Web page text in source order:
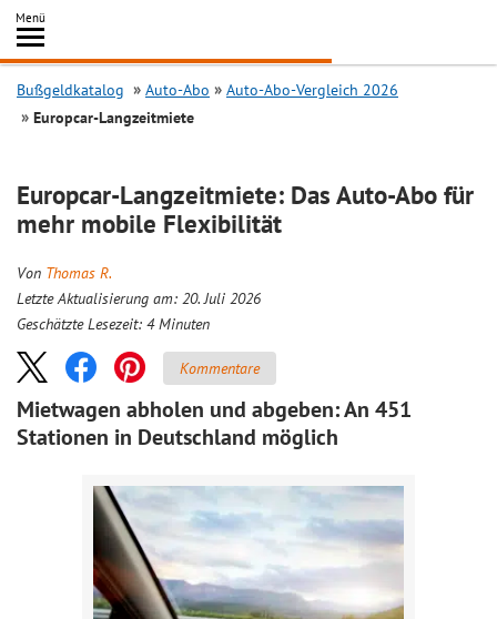
Inhalt
springen
Menü
Search
Bußgeldkatalog Auto-Abo
Auto-Abo-Vergleich 2026
Europcar-Langzeitmiete
Europcar-Langzeitmiete: Das Auto-Abo für
mehr mobile Flexibilität
Von Thomas R.
Letzte Aktualisierung am: 20. Juli 2026
Geschätzte Lesezeit: 4 Minuten
Kommentare
Mietwagen abholen und abgeben: An 451
Stationen in Deutschland möglich